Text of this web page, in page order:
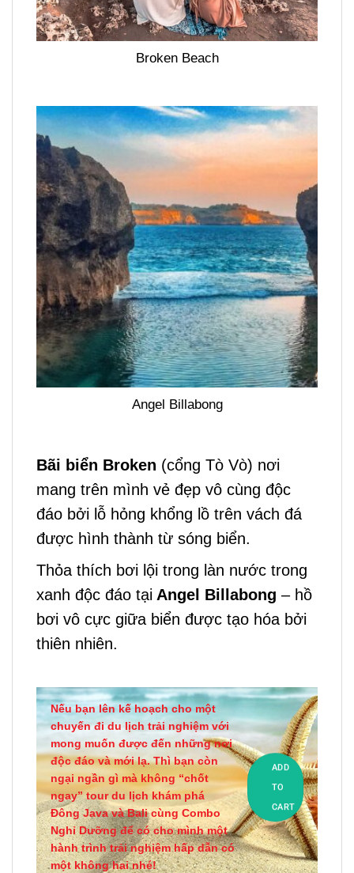
Broken Beach
Angel Billabong
Bãi biển Broken (cổng Tò Vò) nơi
mang trên mình vẻ đẹp vô cùng độc
đáo bởi lỗ hỏng khổng lồ trên vách đá
được hình thành từ sóng biển.
Thỏa thích bơi lội trong làn nước trong
xanh độc đáo tại Angel Billabong – hồ
bơi vô cực giữa biển được tạo hóa bởi
thiên nhiên.
Nếu bạn lên kế hoạch cho một
chuyến đi du lịch trải nghiệm với
mong muốn được đến những nơi
độc đáo và mới lạ. Thì bạn còn
ngại ngần gì mà không “chốt
ngay” tour du lịch khám phá
Đông Java và Bali cùng Combo
Nghỉ Dưỡng để có cho mình một
hành trình trải nghiệm hấp dẫn có
một không hai nhé!
ADD
TO
CART